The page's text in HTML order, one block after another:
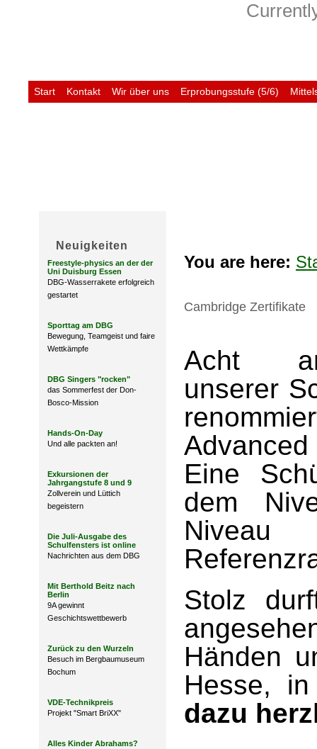
Start Kontakt Wir über uns Erprobungsstufe (5/6)
Neuigkeiten
Freestyle-physics an der der
Uni Duisburg Essen
DBG-Wasserrakete erfolgreich
gestartet
Sporttag am DBG
Bewegung, Teamgeist und faire
Wettkämpfe
DBG Singers "rocken"
das Sommerfest der Don-
Bosco-Mission
Hands-On-Day
Und alle packten an!
Exkursionen der
Jahrgangstufe 8 und 9
Zollverein und Lüttich
begeistern
Die Juli-Ausgabe des
Schulfensters ist online
Nachrichten aus dem DBG
Mit Berthold Beitz nach
Berlin
9A gewinnt
Geschichtswettbewerb
Zurück zu den Wurzeln
Besuch im Bergbaumuseum
Bochum
VDE-Technikpreis
Projekt "Smart BriXX"
Alles Kinder Abrahams?
You are here:
Cambridge Zertifikate
Acht
unserer
Eine
dem
Stolz
Händen
Hesse,
dazu